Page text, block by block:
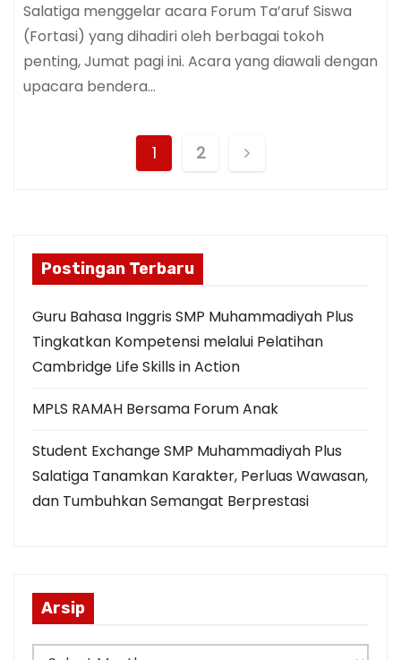
Salatiga menggelar acara Forum Ta’aruf Siswa
(Fortasi) yang dihadiri oleh berbagai tokoh
penting, Jumat pagi ini. Acara yang diawali dengan
upacara bendera…
t
p
a
g
i
n
o
1 2
Postingan Terbaru
Guru Bahasa Inggris SMP Muhammadiyah Plus
Tingkatkan Kompetensi melalui Pelatihan
Cambridge Life Skills in Action
MPLS RAMAH Bersama Forum Anak
Student Exchange SMP Muhammadiyah Plus
Salatiga Tanamkan Karakter, Perluas Wawasan,
dan Tumbuhkan Semangat Berprestasi
Arsip